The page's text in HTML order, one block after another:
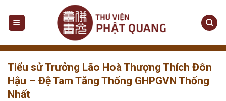
Tiểu sử Trưởng Lão Hoà Thượng Thích Đôn
Hậu – Đệ Tam Tăng Thống GHPGVN Thống
Nhất